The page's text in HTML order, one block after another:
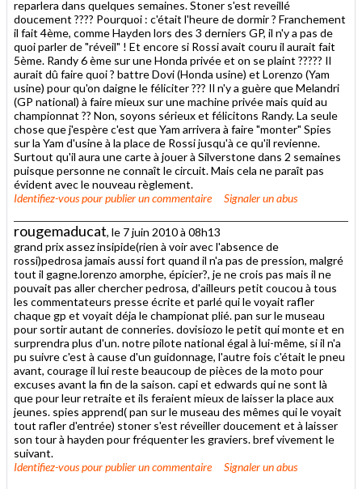
reparlera dans quelques semaines. Stoner s'est reveillé
doucement ???? Pourquoi : c'était l'heure de dormir ? Franchement
il fait 4ème, comme Hayden lors des 3 derniers GP, il n'y a pas de
quoi parler de "réveil" ! Et encore si Rossi avait couru il aurait fait
5ème. Randy 6 ème sur une Honda privée et on se plaint ????? Il
aurait dû faire quoi ? battre Dovi (Honda usine) et Lorenzo (Yam
usine) pour qu'on daigne le féliciter ??? Il n'y a guère que Melandri
(GP national) à faire mieux sur une machine privée mais quid au
championnat ?? Non, soyons sérieux et félicitons Randy. La seule
chose que j'espère c'est que Yam arrivera à faire "monter" Spies
sur la Yam d'usine à la place de Rossi jusqu'à ce qu'il revienne.
Surtout qu'il aura une carte à jouer à Silverstone dans 2 semaines
puisque personne ne connaît le circuit. Mais cela ne paraît pas
évident avec le nouveau règlement.
Identifiez-vouspour publier un commentaire Signaler un abus
rougemaducat, le 7 juin 2010 à 08h13
grand prix assez insipide(rien à voir avec l'absence de
rossi)pedrosa jamais aussi fort quand il n'a pas de pression, malgré
tout il gagne.lorenzo amorphe, épicier?, je ne crois pas mais il ne
pouvait pas aller chercher pedrosa, d'ailleurs petit coucou à tous
les commentateurs presse écrite et parlé qui le voyait rafler
chaque gp et voyait déja le championat plié. pan sur le museau
pour sortir autant de conneries. dovisiozo le petit qui monte et en
surprendra plus d'un. notre pilote national égal à lui-même, si il n'a
pu suivre c'est à cause d'un guidonnage, l'autre fois c'était le pneu
avant, courage il lui reste beaucoup de pièces de la moto pour
excuses avant la fin de la saison. capi et edwards qui ne sont là
que pour leur retraite et ils feraient mieux de laisser la place aux
jeunes. spies apprend( pan sur le museau des mêmes qui le voyait
tout rafler d'entrée) stoner s'est réveiller doucement et à laisser
son tour à hayden pour fréquenter les graviers. bref vivement le
suivant.
Identifiez-vouspour publier un commentaire Signaler un abus